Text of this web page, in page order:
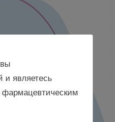
и являетесь